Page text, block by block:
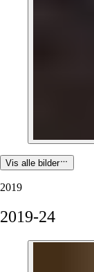
Vis alle bilder
2019
2019-24